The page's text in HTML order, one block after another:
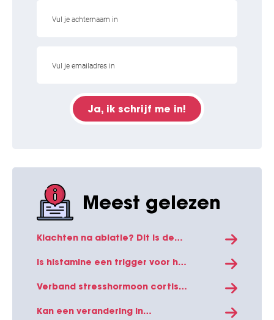
Ja, ik schrijf me in!
Meest gelezen
Klachten na ablatie? Dit is de
Is histamine een trigger voor het
Verband stresshormoon cortisol
Kan een verandering in